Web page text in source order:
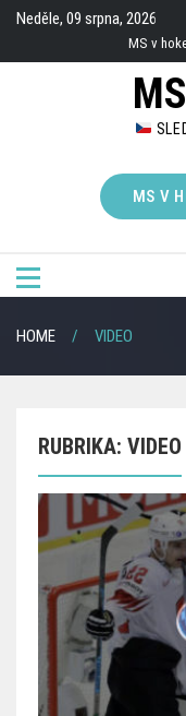
Skip
content
Neděle, 09 srpna, 2026
MS v
MS V
HOME VIDEO
RUBRIKA: VIDEO